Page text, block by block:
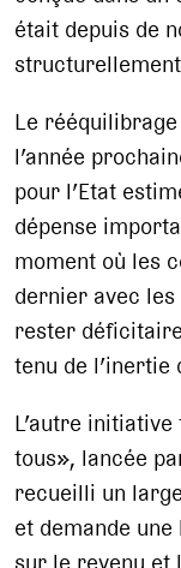
était depuis de
Le
l’année
pour l’Etat
dépense
moment où les
dernier avec
rester
tenu de l’inertie
L’autre
tous», lancée
recueilli un
et demande une